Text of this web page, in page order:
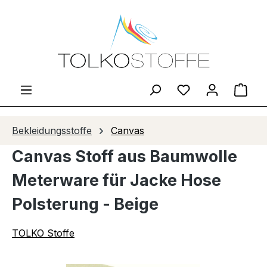
Zum Hauptinhalt springen
Du hast 0
Bekleidungsstoffe Canvas
Canvas Stoff aus Baumwolle
Meterware für Jacke Hose
Polsterung - Beige
TOLKO Stoffe